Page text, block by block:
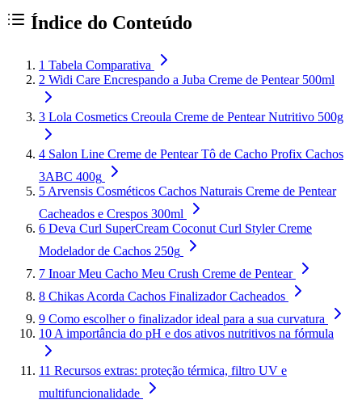
Índice do Conteúdo
1 Tabela Comparativa
2 Widi Care Encrespando a Juba Creme de Pentear 500ml
3 Lola Cosmetics Creoula Creme de Pentear Nutritivo 500g
4 Salon Line Creme de Pentear Tô de Cacho Profix Cachos
3ABC 400g
5 Arvensis Cosméticos Cachos Naturais Creme de Pentear
Cacheados e Crespos 300ml
6 Deva Curl SuperCream Coconut Curl Styler Creme
Modelador de Cachos 250g
7 Inoar Meu Cacho Meu Crush Creme de Pentear
8 Chikas Acorda Cachos Finalizador Cacheados
9 Como escolher o finalizador ideal para a sua curvatura
10 A importância do pH e dos ativos nutritivos na fórmula
11 Recursos extras: proteção térmica, filtro UV e
multifuncionalidade